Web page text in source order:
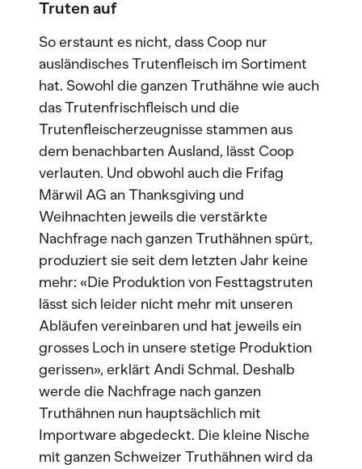
Truten auf
So erstaunt es nicht, dass Coop nur
ausländisches Trutenfleisch im Sortiment
hat. Sowohl die ganzen Truthähne wie auch
das Trutenfrischfleisch und die
Trutenfleischerzeugnisse stammen aus
dem benachbarten Ausland, lässt Coop
verlauten. Und obwohl auch die Frifag
Märwil AG an Thanksgiving und
Weihnachten jeweils die verstärkte
Nachfrage nach ganzen Truthähnen spürt,
produziert sie seit dem letzten Jahr keine
mehr: «Die Produktion von Festtagstruten
lässt sich leider nicht mehr mit unseren
Abläufen vereinbaren und hat jeweils ein
grosses Loch in unsere stetige Produktion
gerissen», erklärt Andi Schmal. Deshalb
werde die Nachfrage nach ganzen
Truthähnen nun hauptsächlich mit
Importware abgedeckt. Die kleine Nische
mit ganzen Schweizer Truthähnen wird da